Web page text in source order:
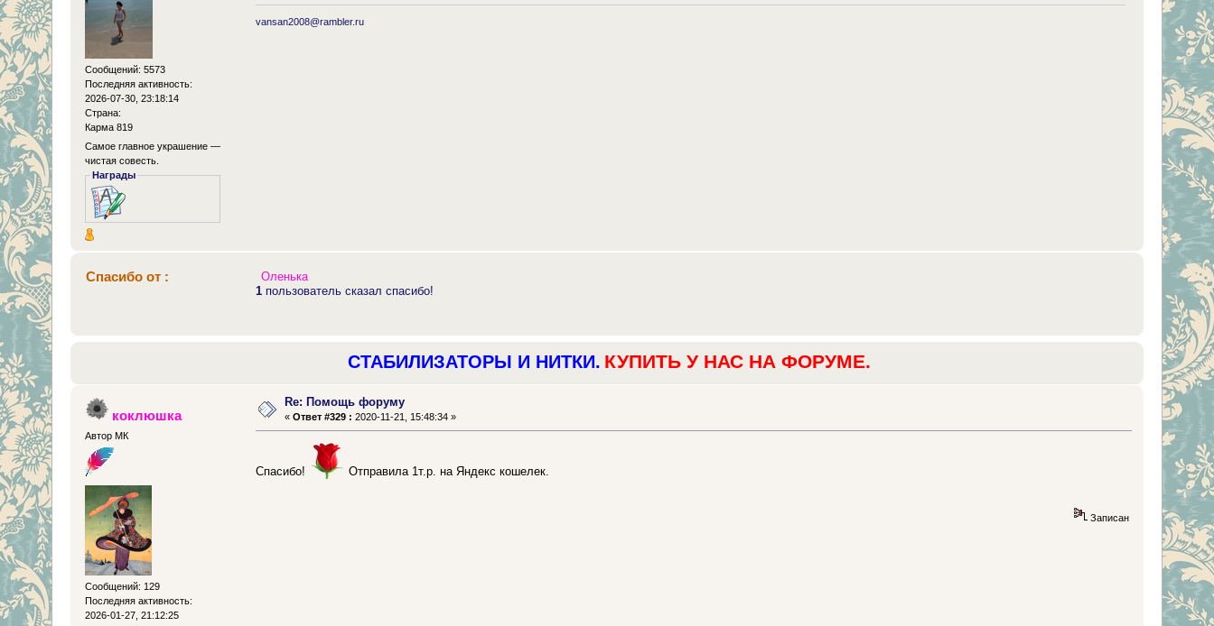
Сообщений: 5573
Последняя активность:
2026-07-30, 23:18:14
Страна:
Карма 819
Самое главное украшение —
чистая совесть.
Награды
vansan2008@rambler.ru
Спасибо от :
Оленька
1пользователь сказал спасибо!
СТАБИЛИЗАТОРЫ И НИТКИ. КУПИТЬ У НАС НА ФОРУМЕ.
коклюшка
Автор МК
Сообщений: 129
Последняя активность:
2026-01-27, 21:12:25
Re: Помощь форуму
«Ответ #329 : 2020-11-21, 15:48:34 »
Спасибо! Отправила 1т.р. на Яндекс кошелек.
Записан